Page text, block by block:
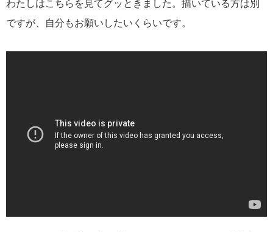
わたしはこちらを見てグッときました。描いている方は別
ですが、自分もお願いしたいくらいです。